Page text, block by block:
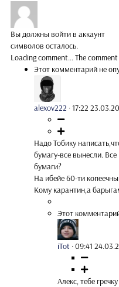
Вы должны войти в аккаунт
символов осталось.
Loading comment...The
Этот комментарий не
alexov222 ·17:22
Надо Тобику
бумагу-все вынесли.
бумаги?
На ибейе 60-ти
Кому карантин,а
Этот
iTot ·09:41
Алекс, тебе